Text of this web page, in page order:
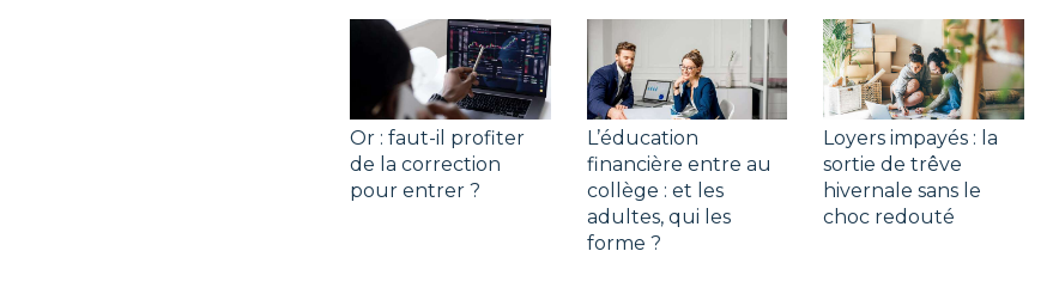
Or : faut-il profiter
de la correction
pour entrer ?
L’éducation
financière entre au
collège : et les
adultes, qui les
forme ?
Loyers impayés : la
sortie de trêve
hivernale sans le
choc redouté